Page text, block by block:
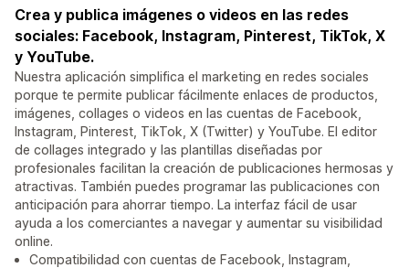
Crea y publica imágenes o videos en las redes
sociales: Facebook, Instagram, Pinterest, TikTok, X
y YouTube.
Nuestra aplicación simplifica el marketing en redes sociales
porque te permite publicar fácilmente enlaces de productos,
imágenes, collages o videos en las cuentas de Facebook,
Instagram, Pinterest, TikTok, X (Twitter) y YouTube. El editor
de collages integrado y las plantillas diseñadas por
profesionales facilitan la creación de publicaciones hermosas y
atractivas. También puedes programar las publicaciones con
anticipación para ahorrar tiempo. La interfaz fácil de usar
ayuda a los comerciantes a navegar y aumentar su visibilidad
online.
Compatibilidad con cuentas de Facebook, Instagram,